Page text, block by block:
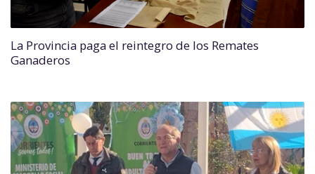
La Provincia paga el reintegro de los Remates
Ganaderos